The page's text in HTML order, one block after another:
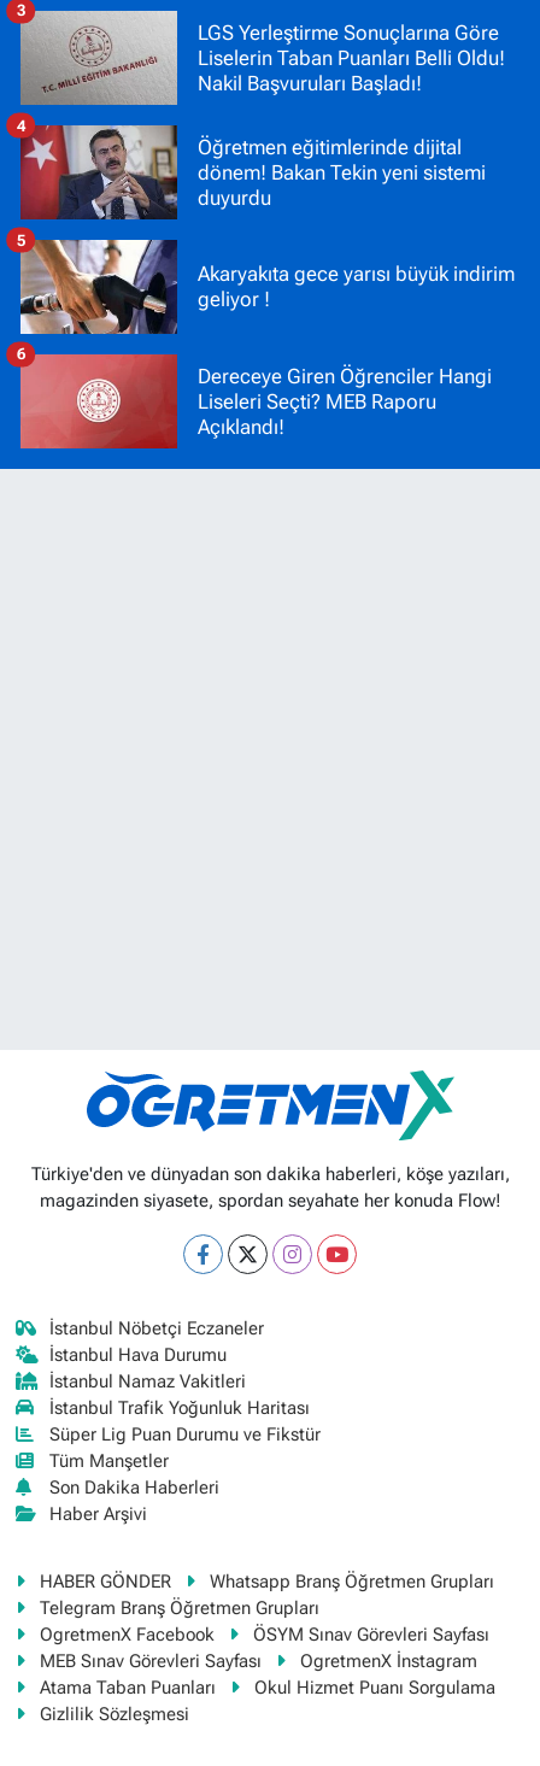
LGS Yerleştirme Sonuçlarına Göre
Liselerin Taban Puanları Belli Oldu!
Nakil Başvuruları Başladı!
3
Öğretmen eğitimlerinde dijital
dönem! Bakan Tekin yeni sistemi
duyurdu
4
Akaryakıta gece yarısı büyük indirim
geliyor !
5
Dereceye Giren Öğrenciler Hangi
Liseleri Seçti? MEB Raporu
Açıklandı!
6
Türkiye'den ve dünyadan son dakika haberleri, köşe yazıları,
magazinden siyasete, spordan seyahate her konuda Flow!
İstanbul Nöbetçi Eczaneler
İstanbul Hava Durumu
İstanbul Namaz Vakitleri
İstanbul Trafik Yoğunluk Haritası
Süper Lig Puan Durumu ve Fikstür
Tüm Manşetler
Son Dakika Haberleri
Haber Arşivi
HABER GÖNDER
Whatsapp Branş Öğretmen Grupları
Telegram Branş Öğretmen Grupları
OgretmenX Facebook
ÖSYM Sınav Görevleri Sayfası
MEB Sınav Görevleri Sayfası
OgretmenX İnstagram
Atama Taban Puanları
Okul Hizmet Puanı Sorgulama
Gizlilik Sözleşmesi